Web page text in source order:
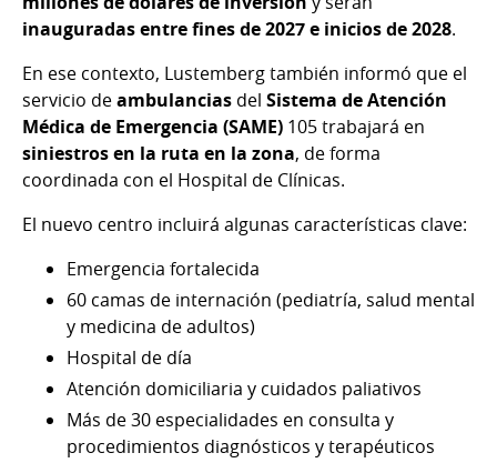
inauguradas entre fines de 2027 e inicios de 2028.
En ese contexto, Lustemberg también informó que el
servicio deambulancias del Sistema de Atención
Médica de Emergencia (SAME) 105 trabajará en
siniestros en la ruta en la zona, de forma
coordinada con el Hospital de Clínicas.
El nuevo centro incluirá algunas características clave:
Emergencia fortalecida
60 camas de internación (pediatría, salud mental
y medicina de adultos)
Hospital de día
Atención domiciliaria y cuidados paliativos
Más de 30 especialidades en consulta y
procedimientos diagnósticos y terapéuticos